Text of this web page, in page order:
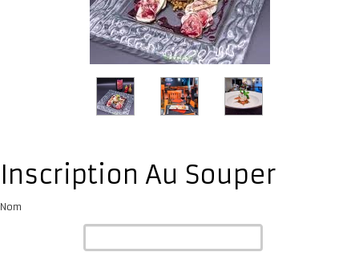
Inscription Au Souper
Nom